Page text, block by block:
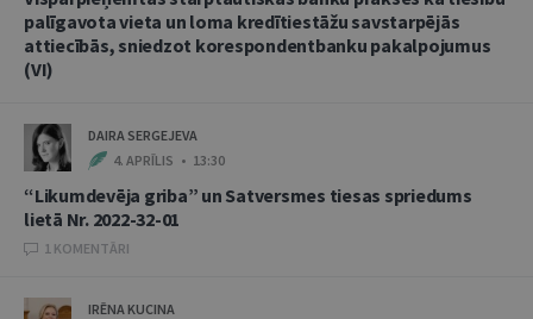
palīgavota vieta un loma kredītiestāžu savstarpējās
attiecībās, sniedzot korespondentbanku pakalpojumus
(VI)
DAIRA SERGEJEVA
4. APRĪLIS • 13:30
“Likumdevēja griba” un Satversmes tiesas spriedums
lietā Nr. 2022-32-01
1 KOMENTĀRI
IRĒNA KUCINA